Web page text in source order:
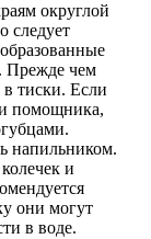
округлой
следует
Прежде чем
в тиски. Если
помощника,
напильником.
и
они могут
в воде.